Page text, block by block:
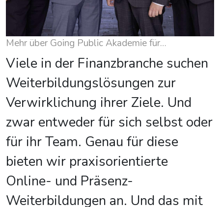
Mehr über Going Public Akademie für
Finanzberatung AG & Co. KG
Viele in der Finanzbranche suchen
Weiterbildungslösungen zur
Verwirklichung ihrer Ziele. Und
zwar entweder für sich selbst oder
für ihr Team. Genau für diese
bieten wir praxisorientierte
Online- und Präsenz-
Weiterbildungen an. Und das mit